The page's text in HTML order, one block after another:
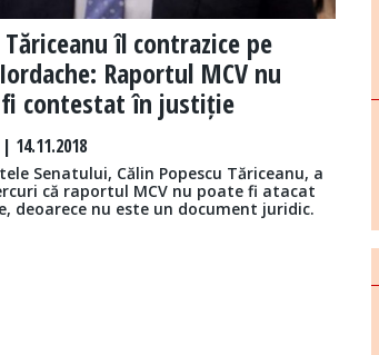
Tăriceanu îl contrazice pe
Raportul MCV nu
contestat în justiție
14.11.2018
Senatului, Călin Popescu Tăriceanu, a
că raportul MCV nu poate fi atacat
deoarece nu este un document juridic.